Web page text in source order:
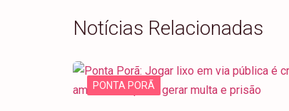
Notícias Relacionadas
PONTA PORÃ